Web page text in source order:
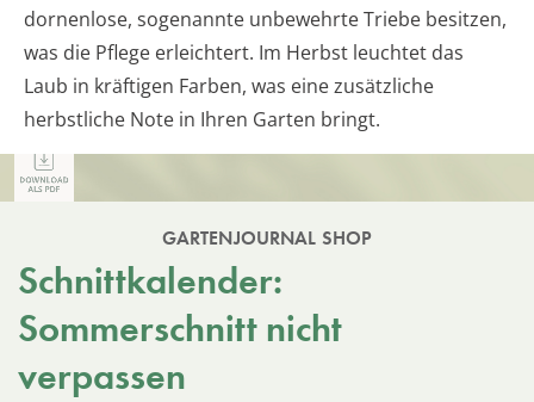
dornenlose, sogenannte unbewehrte Triebe besitzen,
was die Pflege erleichtert. Im Herbst leuchtet das
Laub in kräftigen Farben, was eine zusätzliche
herbstliche Note in Ihren Garten bringt.
GARTENJOURNAL SHOP
Schnittkalender:
Sommerschnitt nicht
verpassen